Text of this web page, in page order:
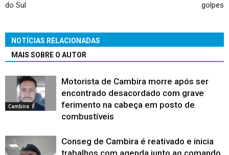
do Sul
golpes
NOTÍCIAS RELACIONADAS
MAIS SOBRE O AUTOR
Cambira
Motorista de Cambira morre após ser
encontrado desacordado com grave
ferimento na cabeça em posto de
combustíveis
Conseg de Cambira é reativado e inicia